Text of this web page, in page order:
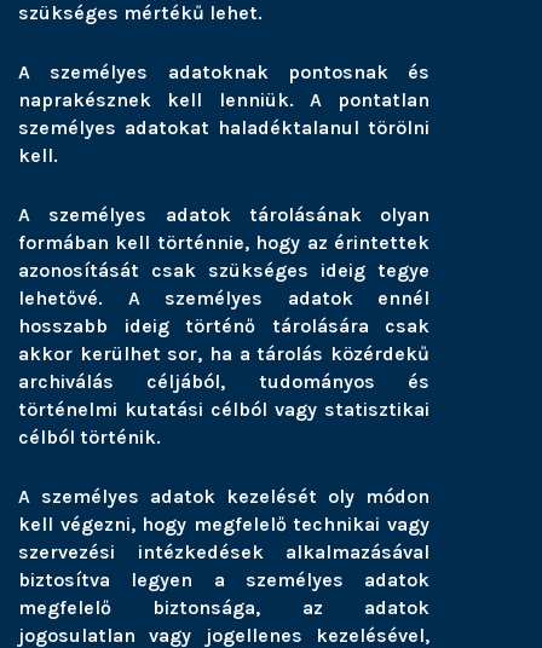
szükséges mértékű lehet.
A személyes adatoknak pontosnak és
naprakésznek kell lenniük. A pontatlan
személyes adatokat haladéktalanul törölni
kell.
A személyes adatok tárolásának olyan
formában kell történnie, hogy az érintettek
azonosítását csak szükséges ideig tegye
lehetővé. A személyes adatok ennél
hosszabb ideig történő tárolására csak
akkor kerülhet sor, ha a tárolás közérdekű
archiválás céljából, tudományos és
történelmi kutatási célból vagy statisztikai
célból történik.
A személyes adatok kezelését oly módon
kell végezni, hogy megfelelő technikai vagy
szervezési intézkedések alkalmazásával
biztosítva legyen a személyes adatok
megfelelő biztonsága, az adatok
jogosulatlan vagy jogellenes kezelésével,